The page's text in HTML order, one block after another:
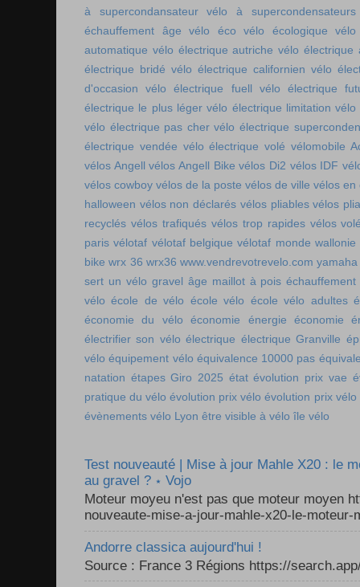
à supercondansateur
vélo à supercondensateurs
échauffement âge
vélo éco vélo écologique
automatique vélo électrique autriche vélo électrique
électrique bridé vélo électrique californien vélo
d'occasion
vélo électrique fuell
vélo électrique
électrique le plus léger vélo électrique limitation vélo
vélo électrique pas cher vélo électrique
électrique vendée vélo électrique volé vélomobile
vélos Angell vélos Angell Bike vélos Di2 vélos IDF
vélos cowboy vélos de la poste vélos de ville vélos en
halloween vélos non déclarés vélos pliables vélos
recyclés vélos trafiqués vélos trop rapides vélos
paris vélotaf vélotaf belgique vélotaf monde wallonie
bike wrx 36 wrx36 www.vendrevotrevelo.com
sert un vélo gravel âge maillot à pois
vélo école de vélo école vélo école vélo adultes
économie du vélo
économie énergie
économie
électrifier son vélo électrique électrique Granville
vélo équipement vélo équivalence 10000 pas
natation étapes Giro 2025 état évolution prix vae
pratique du vélo évolution prix vélo évolution prix
évènements vélo Lyon être visible à vélo île vélo
Test nouveauté | Mise à jour Mahle X20 : le
au gravel ? ⋆ Vojo
Moteur moyeu n'est pas que moteur moyen
nouveaute-mise-a-jour-mahle-x20-le-
Andorre classica aujourd'hui !
Source : France 3 Régions https://